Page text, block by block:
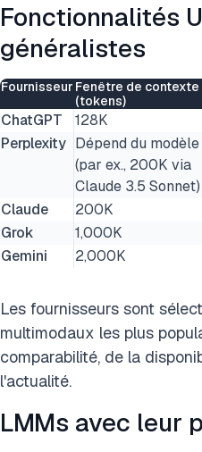
Fonctionnalités
généralistes
Fournisseur Fenêtre de contexte
(tokens)
ChatGPT 128K
Perplexity Dépend du modèle
(par ex., 200K via
Claude 3.5 Sonnet)
Claude 200K
Grok
1,000K
Gemini
2,000K
Les fournisseurs sont
multimodaux les plus
comparabilité, de la
l'actualité.
LMMs avec leur